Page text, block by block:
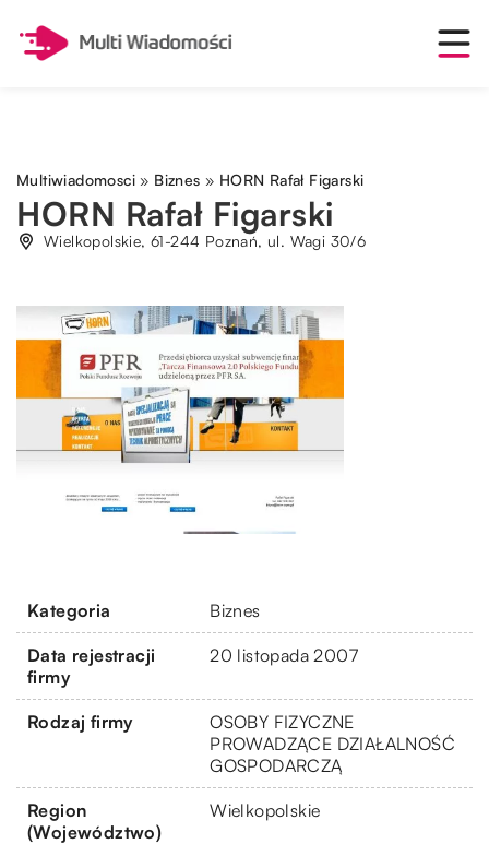
Multiwiadomosci » Biznes » HORN Rafał Figarski
HORN Rafał Figarski
Wielkopolskie, 61-244 Poznań, ul. Wagi 30/6
Kategoria Biznes
Data rejestracji
firmy
20 listopada 2007
Rodzaj firmy
OSOBY FIZYCZNE
PROWADZĄCE DZIAŁALNOŚĆ
GOSPODARCZĄ
Region
(Województwo)
Wielkopolskie